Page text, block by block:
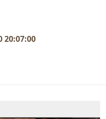
20:07:00